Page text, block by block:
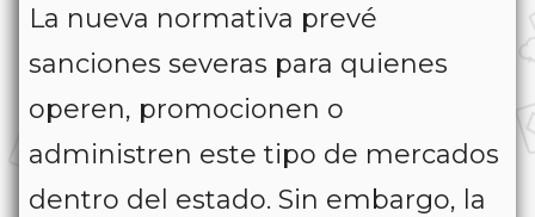
La nueva normativa prevé
sanciones severas para quienes
operen, promocionen o
administren este tipo de mercados
dentro del estado. Sin embargo, la